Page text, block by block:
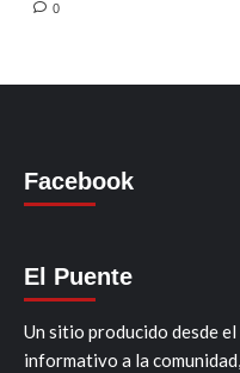
0
Facebook
El Puente
Un sitio producido desde
informativo a la